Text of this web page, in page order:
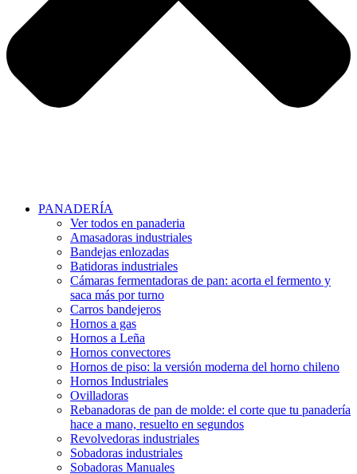
PANADERÍA
Ver todos en panaderia
Amasadoras industriales
Bandejas enlozadas
Batidoras industriales
Cámaras fermentadoras de pan: acorta el fermento y
saca más por turno
Carros bandejeros
Hornos a gas
Hornos a Leña
Hornos convectores
Hornos de piso: la versión moderna del horno chileno
Hornos Industriales
Ovilladoras
Rebanadoras de pan de molde: el corte que tu panadería
hace a mano, resuelto en segundos
Revolvedoras industriales
Sobadoras industriales
Sobadoras Manuales